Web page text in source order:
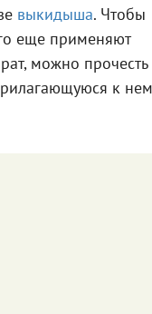
выкидыша. Чтобы
еще применяют
можно прочесть
к